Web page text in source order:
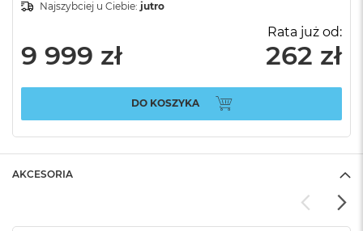
Najszybciej u Ciebie: jutro
9 999 zł
Rata już od:
262 zł
DO KOSZYKA
AKCESORIA